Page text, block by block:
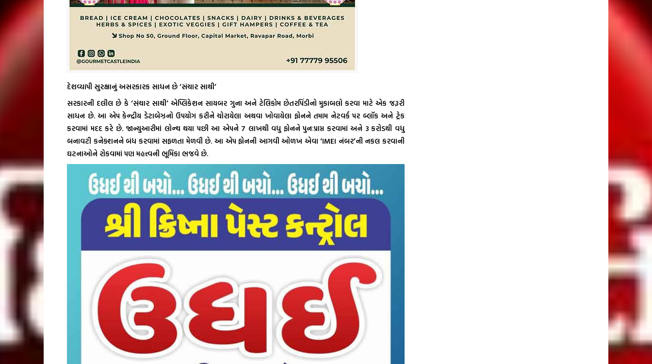
દેશવ્યાપી સુરક્ષાનું અસરકારક સાધન છે ‘સંચાર સાથી’
સરકારની દલીલ છે કે ‘સંચાર સાથી’ એપ્લિકેશન સાયબર ગુના અને ટેલિકોમ છેતરપિંડીનો મુકાબલો કરવા માટે એક જરૂરી
સાધન છે. આ એપ કેન્દ્રીય ડેટાબેઝનો ઉપયોગ કરીને ચોરાયેલા અથવા ખોવાયેલા ફોનને તમામ નેટવર્ક પર બ્લૉક અને ટ્રેક
કરવામાં મદદ કરે છે. જાન્યુઆરીમાં લોન્ચ થયા પછી આ એપને 7 લાખથી વધુ ફોનને પુનઃપ્રાપ્ત કરવામાં અને 3 કરોડથી વધુ
બનાવટી કનેક્શનને બંધ કરવામાં સફળતા મેળવી છે. આ એપ ફોનની આગવી ઓળખ એવા ‘IMEI નંબર’ની નકલ કરવાની
ઘટનાઓને રોકવામાં પણ મહત્ત્વની ભૂમિકા ભજવે છે.